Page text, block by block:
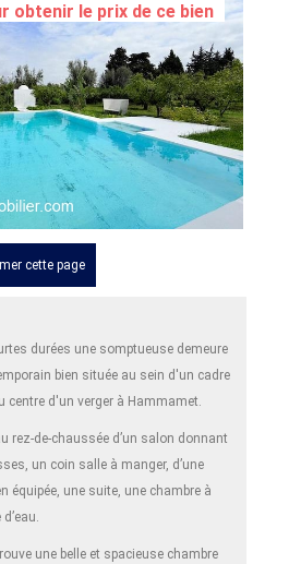
obtenir le prix de ce bien
cette page
durées une somptueuse demeure
bien située au sein d'un cadre
centre d'un verger à Hammamet.
rez-de-chaussée d’un salon donnant
un coin salle à manger, d’une
équipée, une suite, une chambre à
une belle et spacieuse chambre